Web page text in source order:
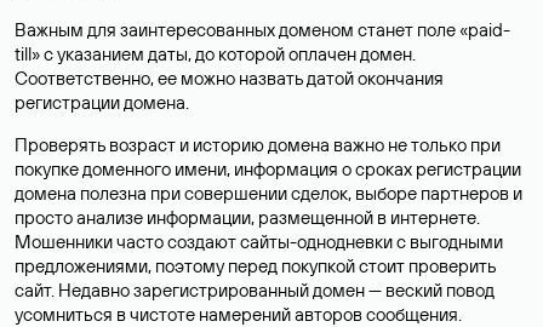
Важным для заинтересованных доменом станет поле «paid-
till» с указанием даты, до которой оплачен домен.
Соответственно, ее можно назвать датой окончания
регистрации домена.
Проверять возраст и историю домена важно не только при
покупке доменного имени, информация о сроках регистрации
домена полезна при совершении сделок, выборе партнеров и
просто анализе информации, размещенной в интернете.
Мошенники часто создают сайты-однодневки с выгодными
предложениями, поэтому перед покупкой стоит проверить
сайт. Недавно зарегистрированный домен — веский повод
усомниться в чистоте намерений авторов сообщения.